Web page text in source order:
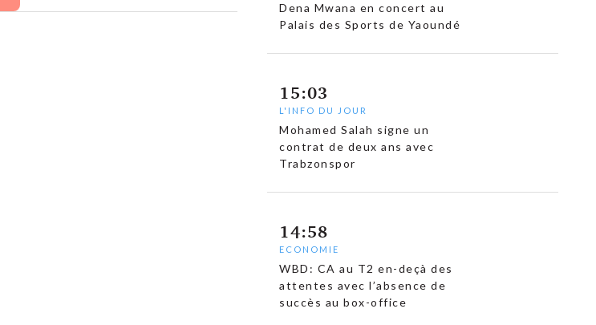
Dena Mwana en concert au
Palais des Sports de Yaoundé
15:03
L'INFO DU JOUR
Mohamed Salah signe un
contrat de deux ans avec
Trabzonspor
14:58
ECONOMIE
WBD: CA au T2 en-deçà des
attentes avec l’absence de
succès au box-office